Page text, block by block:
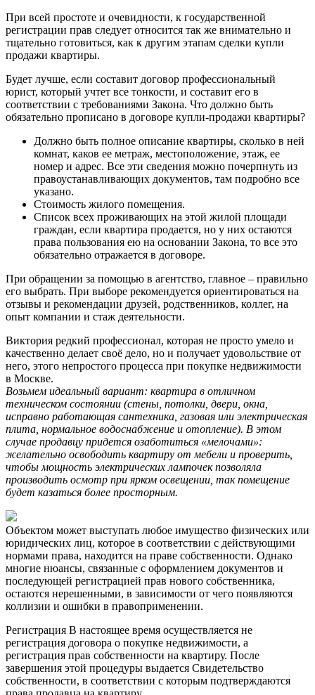
При всей простоте и очевидности, к государственной
регистрации прав следует относится так же внимательно и
тщательно готовиться, как к другим этапам сделки купли
продажи квартиры.
Будет лучше, если составит договор профессиональный
юрист, который учтет все тонкости, и составит его в
соответствии с требованиями Закона. Что должно быть
обязательно прописано в договоре купли-продажи квартиры?
Должно быть полное описание квартиры, сколько в ней
комнат, каков ее метраж, местоположение, этаж, ее
номер и адрес. Все эти сведения можно почерпнуть из
правоустанавливающих документов, там подробно все
указано.
Стоимость жилого помещения.
Список всех проживающих на этой жилой площади
граждан, если квартира продается, но у них остаются
права пользования ею на основании Закона, то все это
обязательно отражается в договоре.
При обращении за помощью в агентство, главное – правильно
его выбрать. При выборе рекомендуется ориентироваться на
отзывы и рекомендации друзей, родственников, коллег, на
опыт компании и стаж деятельности.
Виктория редкий профессионал, которая не просто умело и
качественно делает своё дело, но и получает удовольствие от
него, этого непростого процесса при покупке недвижимости
в Москве.
Возьмем идеальный вариант: квартира в отличном
техническом состоянии (стены, потолки, двери, окна,
исправно работающая сантехника, газовая или электрическая
плита, нормальное водоснабжение и отопление). В этом
случае продавцу придется озаботиться «мелочами»:
желательно освободить квартиру от мебели и проверить,
чтобы мощность электрических лампочек позволяла
производить осмотр при ярком освещении, так помещение
будет казаться более просторным.
Объектом может выступать любое имущество физических или
юридических лиц, которое в соответствии с действующими
нормами права, находится на праве собственности. Однако
многие нюансы, связанные с оформлением документов и
последующей регистрацией прав нового собственника,
остаются нерешенными, в зависимости от чего появляются
коллизии и ошибки в правоприменении.
Регистрация В настоящее время осуществляется не
регистрация договора о покупке недвижимости, а
регистрация прав собственности на квартиру. После
завершения этой процедуры выдается Свидетельство
собственности, в соответствии с которым подтверждаются